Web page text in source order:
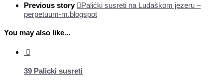
Previous story
Palićki susreti na Ludaškom jezeru –
perpetuum-m.blogspot
You may also like...
39 Palicki susreti